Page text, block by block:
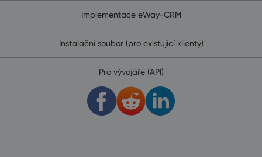
Implementace eWay-CRM
Instalační soubor (pro existující klienty)
Pro vývojáře (API)